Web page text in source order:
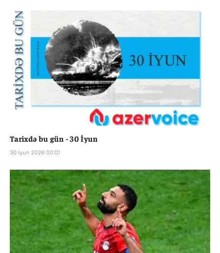
Tarixdə bu gün - 30 İyun
30 İyun 2026 00:01